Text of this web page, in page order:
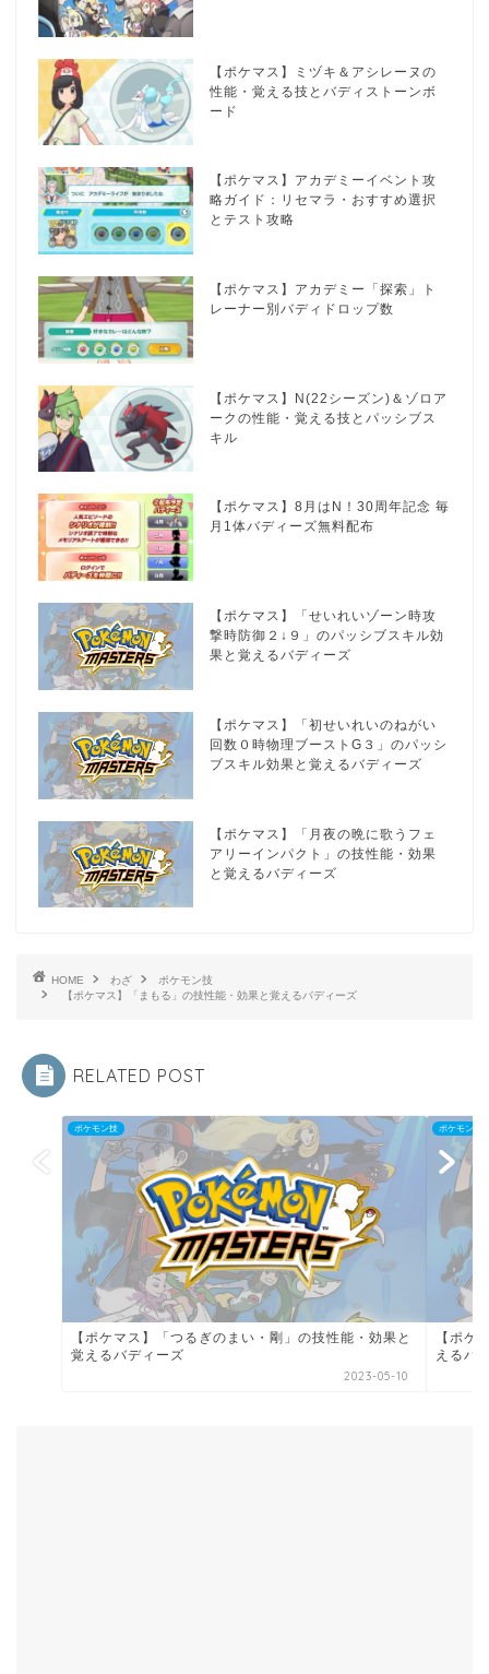
【ポケマス】ミヅキ＆アシレーヌの
性能・覚える技とバディストーンボ
ード
【ポケマス】アカデミーイベント攻
略ガイド：リセマラ・おすすめ選択
とテスト攻略
【ポケマス】アカデミー「探索」ト
レーナー別バディドロップ数
【ポケマス】N(22シーズン)＆ゾロア
ークの性能・覚える技とパッシブス
キル
【ポケマス】8月はN！30周年記念 毎
月1体バディーズ無料配布
【ポケマス】「せいれいゾーン時攻
撃時防御２↓９」のパッシブスキル効
果と覚えるバディーズ
【ポケマス】「初せいれいのねがい
回数０時物理ブーストG３」のパッシ
ブスキル効果と覚えるバディーズ
【ポケマス】「月夜の晩に歌うフェ
アリーインパクト」の技性能・効果
と覚えるバディーズ
HOME わざ
ポケモン技
【ポケマス】「まもる」の技性能・効果と覚えるバディーズ
RELATED POST
ポケモン技
【ポケマス】「つるぎのまい・剛」の技性能・効果と
覚えるバディーズ
2023-05-10
ポケモン技
【ポケ
えるバ